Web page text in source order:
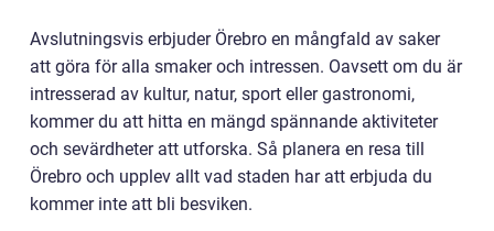
Avslutningsvis erbjuder Örebro en mångfald av saker
att göra för alla smaker och intressen. Oavsett om du är
intresserad av kultur, natur, sport eller gastronomi,
kommer du att hitta en mängd spännande aktiviteter
och sevärdheter att utforska. Så planera en resa till
Örebro och upplev allt vad staden har att erbjuda du
kommer inte att bli besviken.